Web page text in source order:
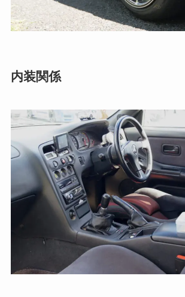
内装関係